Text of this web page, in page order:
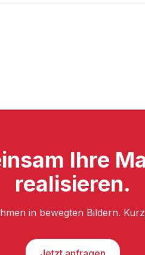
Ihre
realisieren.
in bewegten Bildern.